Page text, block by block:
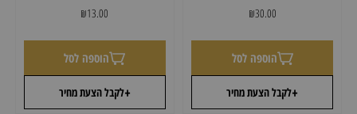
₪30.00
+לקבל הצעת מחיר
הוספה לסל
₪13.00
+לקבל הצעת מחיר
הוספה לסל